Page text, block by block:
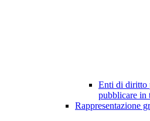
Enti di diritto
pubblicare in
Rappresentazione